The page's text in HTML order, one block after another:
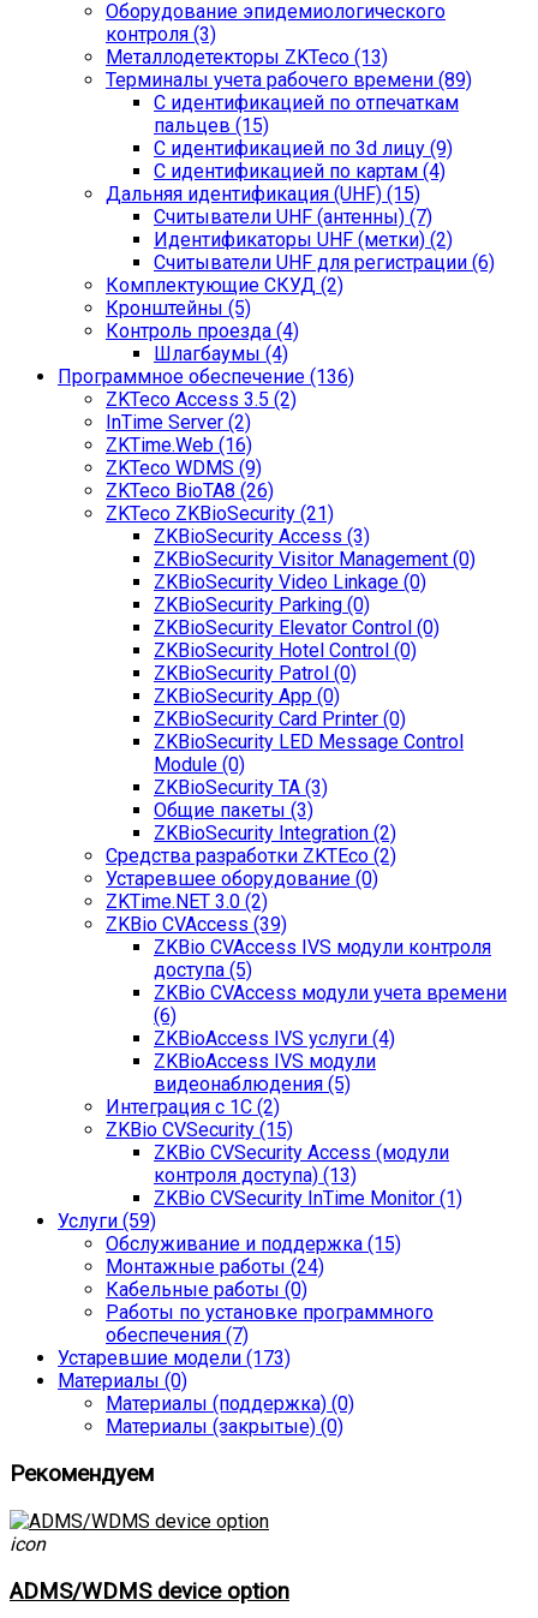
Оборудование эпидемиологического
контроля (3)
Металлодетекторы ZKTeco (13)
Терминалы учета рабочего времени (89)
С идентификацией по отпечаткам
пальцев (15)
С идентификацией по 3d лицу (9)
С идентификацией по картам (4)
Дальняя идентификация (UHF) (15)
Считыватели UHF (антенны) (7)
Идентификаторы UHF (метки) (2)
Считыватели UHF для регистрации (6)
Комплектующие СКУД (2)
Кронштейны (5)
Контроль проезда (4)
Шлагбаумы (4)
Программное обеспечение (136)
ZKTeco Access 3.5 (2)
InTime Server (2)
ZKTime.Web (16)
ZKTeco WDMS (9)
ZKTeco BioTA8 (26)
ZKTeco ZKBioSecurity (21)
ZKBioSecurity Access (3)
ZKBioSecurity Visitor Management (0)
ZKBioSecurity Video Linkage (0)
ZKBioSecurity Parking (0)
ZKBioSecurity Elevator Control (0)
ZKBioSecurity Hotel Control (0)
ZKBioSecurity Patrol (0)
ZKBioSecurity App (0)
ZKBioSecurity Card Printer (0)
ZKBioSecurity LED Message Control
Module (0)
ZKBioSecurity TA (3)
Общие пакеты (3)
ZKBioSecurity Integration (2)
Средства разработки ZKTEco (2)
Устаревшее оборудование (0)
ZKTime.NET 3.0 (2)
ZKBio CVAccess (39)
ZKBio CVAccess IVS модули контроля
доступа (5)
ZKBio CVAccess модули учета времени
(6)
ZKBioAccess IVS услуги (4)
ZKBioAccess IVS модули
видеонаблюдения (5)
Интеграция с 1С (2)
ZKBio CVSecurity (15)
ZKBio CVSecurity Access (модули
контроля доступа) (13)
ZKBio CVSecurity InTime Monitor (1)
Услуги (59)
Обслуживание и поддержка (15)
Монтажные работы (24)
Кабельные работы (0)
Работы по установке программного
обеспечения (7)
Устаревшие модели (173)
Материалы (0)
Материалы (поддержка) (0)
Материалы (закрытые) (0)
Рекомендуем
icon
ADMS/WDMS device option